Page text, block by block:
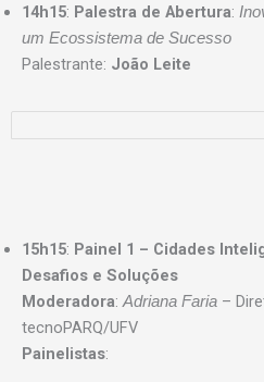
14h15: Palestra de Abertura:
um Ecossistema de Sucesso
Palestrante: João Leite
15h15: Painel 1 – Cidades
Desafios e Soluções
Moderadora:Adriana Faria –
tecnoPARQ/UFV
Painelistas: